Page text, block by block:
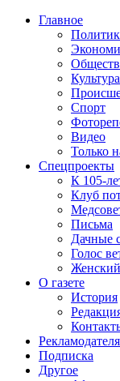
Главное
Культура
Спорт
Видео
Только
Спецпроекты
К 105-
Клуб
Письма
Дачные
Голос
О газете
История
Подписка
Другое